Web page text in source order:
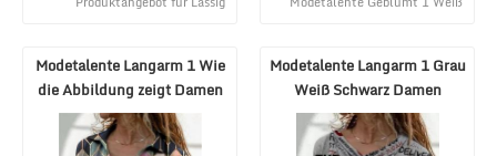
Modetalente Langarm 1 Wie
die Abbildung zeigt Damen
Langarmshirt ...
Modetalente Langarm 1 Grau
Weiß Schwarz Damen
Langarmshirts Läss ...